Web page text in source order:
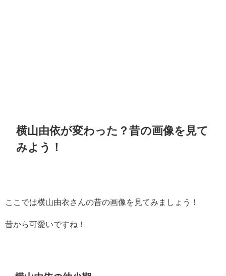
横山由依が変わった？昔の画像を見て
みよう！
ここでは横山由衣さんの昔の画像を見てみましょう！
昔から可愛いですね！